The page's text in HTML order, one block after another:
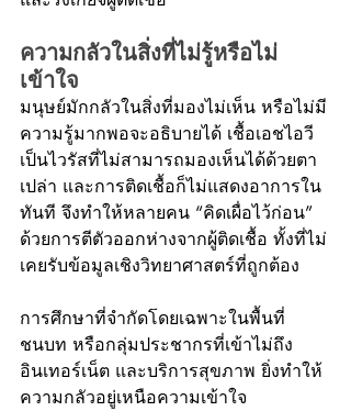
ความกลัวในสิ่งที่ไม่รู้หรือไม่
เข้าใจ
มนุษย์มักกลัวในสิ่งที่มองไม่เห็น หรือไม่มี
ความรู้มากพอจะอธิบายได้ เชื้อเอชไอวี
เป็นไวรัสที่ไม่สามารถมองเห็นได้ด้วยตา
เปล่า และการติดเชื้อก็ไม่แสดงอาการใน
ทันที จึงทำให้หลายคน “คิดเผื่อไว้ก่อน”
ด้วยการตีตัวออกห่างจากผู้ติดเชื้อ ทั้งที่ไม่
เคยรับข้อมูลเชิงวิทยาศาสตร์ที่ถูกต้อง
การศึกษาที่จำกัดโดยเฉพาะในพื้นที่
ชนบท หรือกลุ่มประชากรที่เข้าไม่ถึง
อินเทอร์เน็ต และบริการสุขภาพ ยิ่งทำให้
ความกลัวอยู่เหนือความเข้าใจ